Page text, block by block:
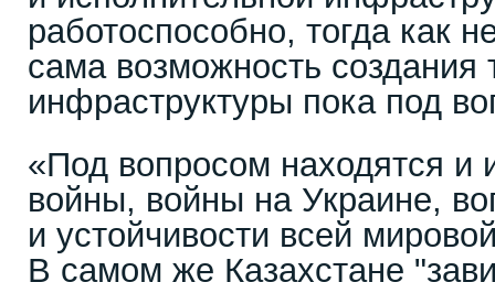
работоспособно, тогда как
сама возможность создания
инфраструктуры пока под
«Под вопросом находятся и
войны, войны на Украине,
и устойчивости всей
В самом же Казахстане